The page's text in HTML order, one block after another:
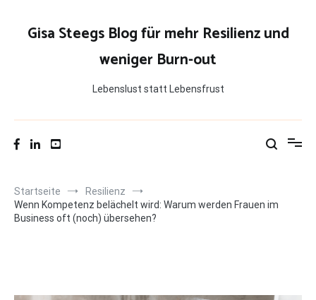
springenGisa Steegs Blog für mehr Resilienz und
weniger Burn-out
Lebenslust statt Lebensfrust
Startseite
Resilienz
Wenn Kompetenz belächelt wird: Warum werden Frauen im
Business oft (noch) übersehen?